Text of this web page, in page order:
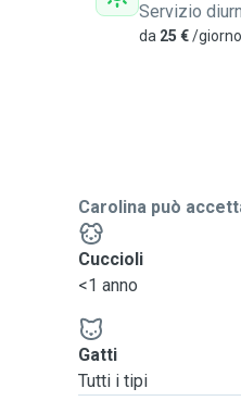
Servizio
da 25 €/
Carolina può
Cuccioli
<1 anno
Gatti
Tutti i tipi